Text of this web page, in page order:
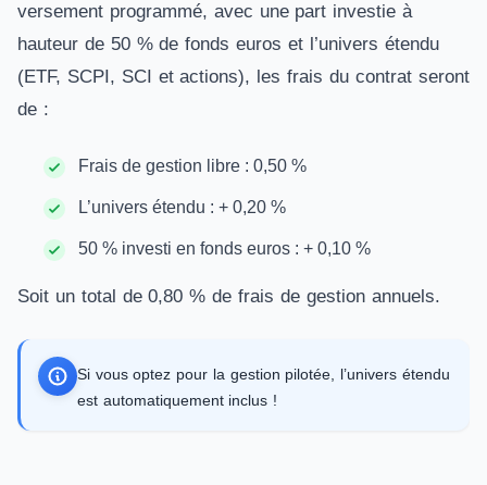
versement programmé, avec une part investie à
hauteur de 50 % de fonds euros et l’univers étendu
(ETF, SCPI, SCI et actions), les frais du contrat seront
de :
Frais de gestion libre : 0,50 %
L’univers étendu : + 0,20 %
50 % investi en fonds euros : + 0,10 %
Soit un total de 0,80 % de frais de gestion annuels.
Si vous optez pour la gestion pilotée, l’univers étendu
est automatiquement inclus !